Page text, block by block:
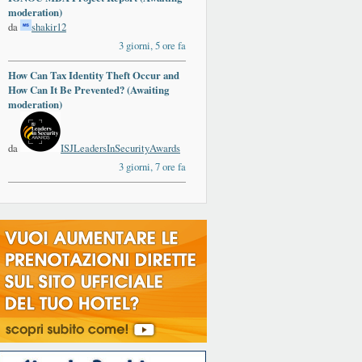
moderation)
da
shakir12
3 giorni, 5 ore fa
How Can Tax Identity Theft Occur and
How Can It Be Prevented? (Awaiting
moderation)
da
ISJLeadersInSecurityAwards
3 giorni, 7 ore fa